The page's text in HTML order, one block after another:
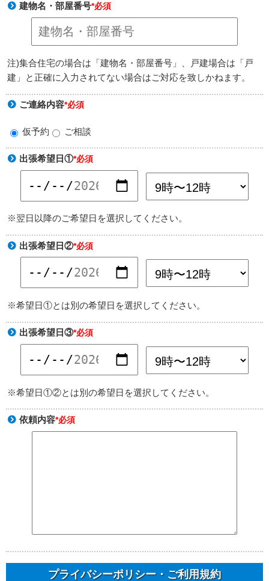
建物名・部屋番号*必須
注)集合住宅の場合は「建物名・部屋番号」、戸建場合は「戸
建」と正確に入力されてない場合はご対応を致しかねます。
ご連絡内容*必須
仮予約 ご相談
出張希望日①*必須
※翌日以降のご希望日を選択してください。
出張希望日②*必須
※希望日①とは別の希望日を選択してください。
出張希望日③*必須
※希望日①②とは別の希望日を選択してください。
依頼内容*必須
プライバシーポリシー・ご利用規約